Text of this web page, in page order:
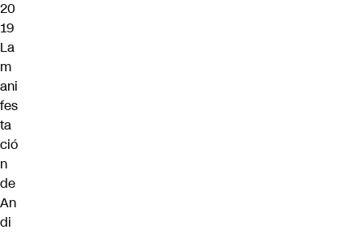
20
19
La
m
ani
fes
ta
ció
n
de
An
di